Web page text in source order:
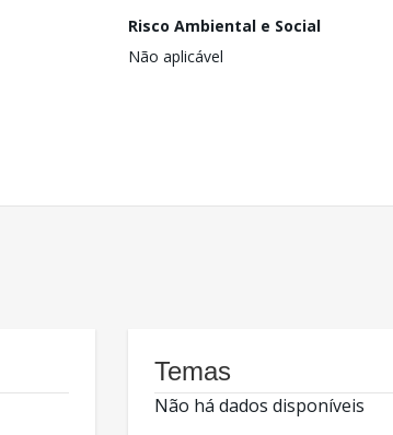
Risco Ambiental e Social
Não aplicável
Temas
Não há dados disponíveis